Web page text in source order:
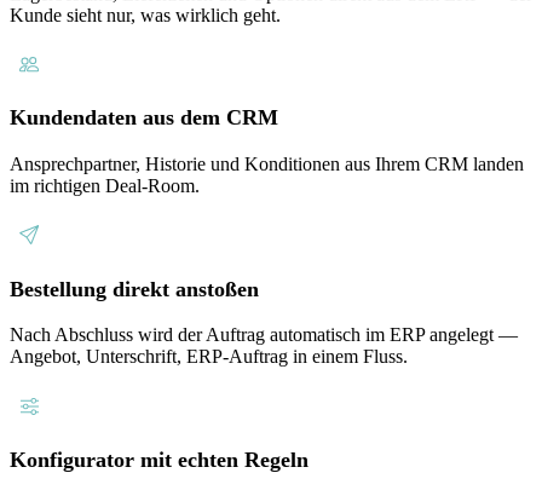
Kunde sieht nur, was wirklich geht.
Kundendaten aus dem CRM
Ansprechpartner, Historie und Konditionen aus Ihrem CRM landen
im richtigen Deal-Room.
Bestellung direkt anstoßen
Nach Abschluss wird der Auftrag automatisch im ERP angelegt —
Angebot, Unterschrift, ERP-Auftrag in einem Fluss.
Konfigurator mit echten Regeln